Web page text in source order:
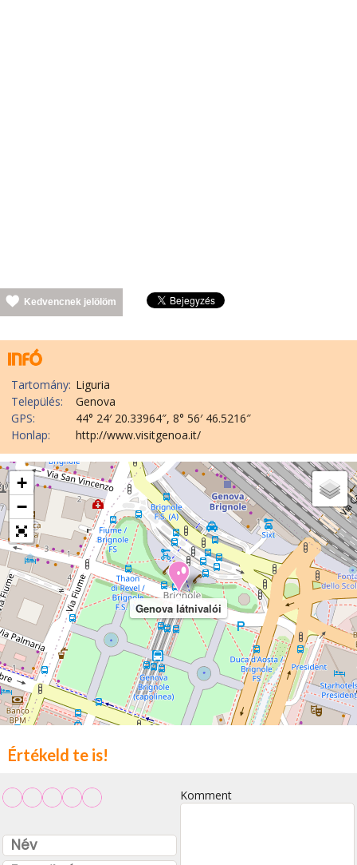
Kedvencnek jelölöm
Tartomány: Liguria
Település:
Genova
GPS:
44° 24′ 20.33964″, 8° 56′ 46.5216″
Honlap:
http://www.visitgenoa.it/
Genova látnivalói
+
−
Értékeld te is!
Komment